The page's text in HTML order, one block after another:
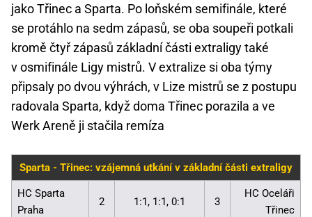
jako Třinec a Sparta. Po loňském semifinále, které
se protáhlo na sedm zápasů, se oba soupeři potkali
kromě čtyř zápasů základní části extraligy také
v osmifinále Ligy mistrů. V extralize si oba týmy
připsaly po dvou výhrách, v Lize mistrů se z postupu
radovala Sparta, když doma Třinec porazila a ve
Werk Areně ji stačila remíza
Sparta - Třinec: vzájemná utkání v základní části extraligy
HC Sparta
Praha
2 1:1, 1:1, 0:1 3
HC Oceláři
Třinec